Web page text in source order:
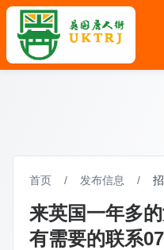
首页 / 发布信息 /
来英国一年多
有需要的联系